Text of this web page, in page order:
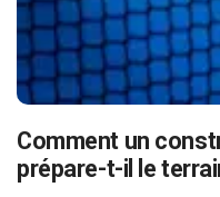
Comment un
prépare-t-il le